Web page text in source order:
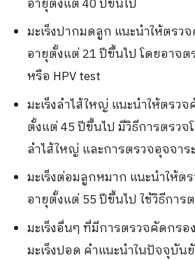
อายุตั้งแต่ 40 ปีขึ้นไป
มะเร็งปากมดลูก แนะนำให้ตร
อายุตั้งแต่ 21 ปีขึ้นไป โดยอาจต
หรือ HPV test
มะเร็งลำไส้ใหญ่ แนะนำให้ตรว
ตั้งแต่ 45 ปีขึ้นไป มีวิธีการตรวจ
ลำไส้ใหญ่ และการตรวจอุจจาระ
มะเร็งต่อมลูกหมาก แนะนำให้ต
อายุตั้งแต่ 55 ปีขึ้นไป ใช้วิธีการ
มะเร็งอื่นๆ ที่มีการตรวจคัดกรอ
มะเร็งปอด คำแนะนำในปัจจุบัน